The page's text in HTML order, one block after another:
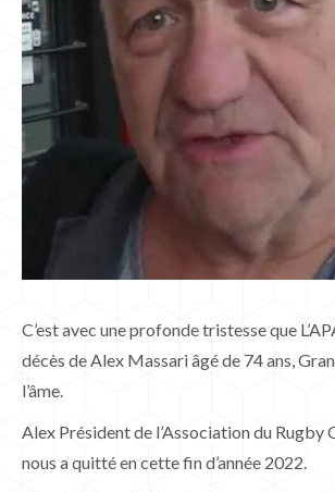
C’est avec une profonde tristesse que
décès de Alex Massari âgé de 74 ans,
l’âme.
Alex Président de l’Association du Rugby
nous a quitté en cette fin d’année 2022.